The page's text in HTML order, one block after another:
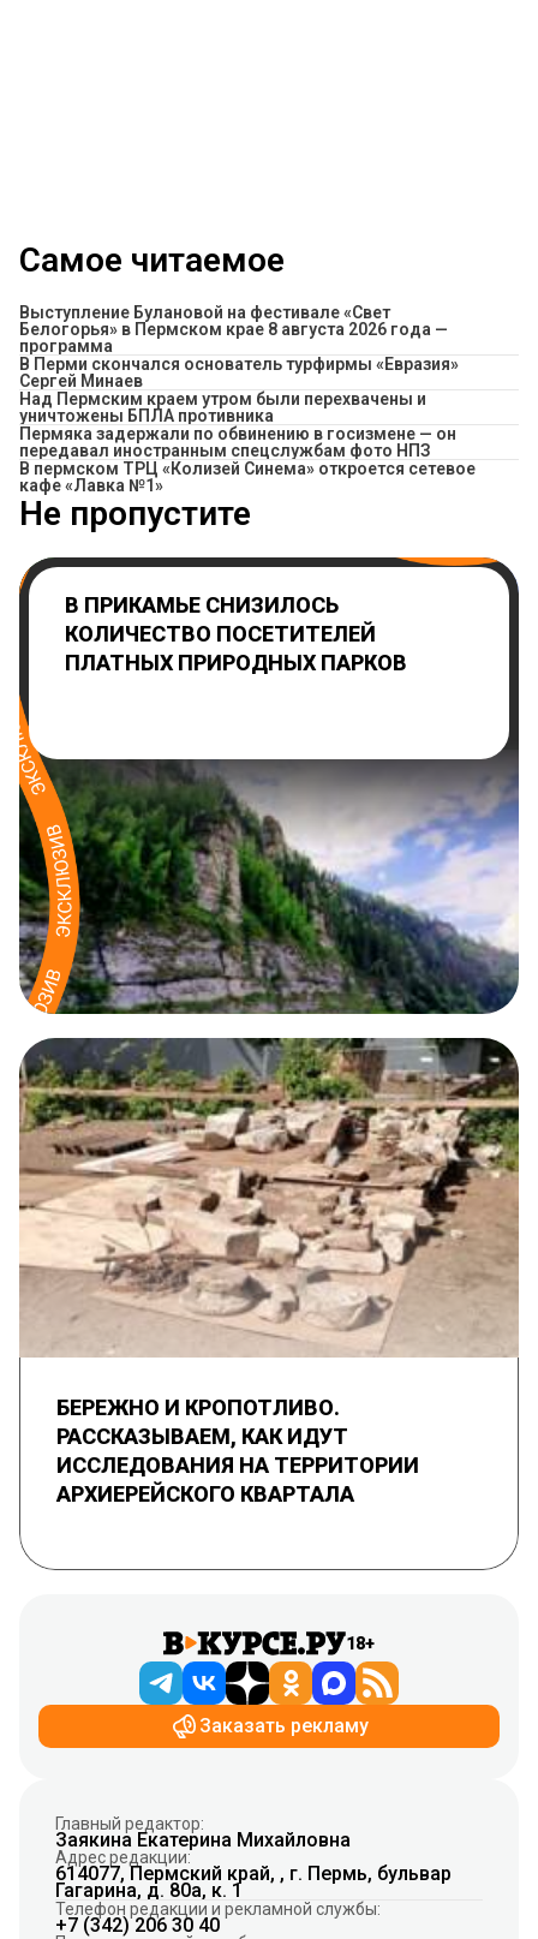
Самое читаемое
Выступление Булановой на фестивале «Свет
Белогорья» в Пермском крае 8 августа 2026 года —
программа
В Перми скончался основатель турфирмы «Евразия»
Сергей Минаев
Над Пермским краем утром были перехвачены и
уничтожены БПЛА противника
Пермяка задержали по обвинению в госизмене — он
передавал иностранным спецслужбам фото НПЗ
​В пермском ТРЦ «Колизей Синема» откроется сетевое
кафе «Лавка №1»
Не пропустите
В ПРИКАМЬЕ СНИЗИЛОСЬ
КОЛИЧЕСТВО ПОСЕТИТЕЛЕЙ
ПЛАТНЫХ ПРИРОДНЫХ ПАРКОВ
БЕРЕЖНО И КРОПОТЛИВО.
РАССКАЗЫВАЕМ, КАК ИДУТ
ИССЛЕДОВАНИЯ НА ТЕРРИТОРИИ
АРХИЕРЕЙСКОГО КВАРТАЛА
18+
Заказать рекламу
Главный редактор:
Заякина Екатерина Михайловна
Адрес редакции:
614077, Пермский край, , г. Пермь, бульвар
Гагарина, д. 80а, к. 1
Телефон редакции и рекламной службы:
+7 (342) 206 30 40